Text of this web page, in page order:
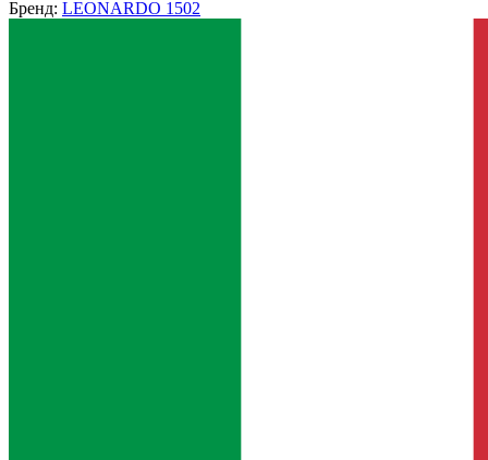
Бренд: LEONARDO 1502